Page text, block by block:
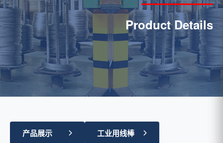
Product Details
产品展示 工业用线棒